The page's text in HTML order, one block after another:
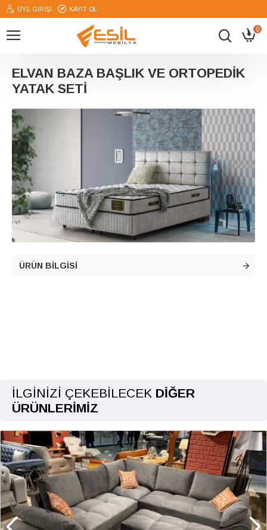
ÜYE GIRIŞI KAYIT OL
0
ELVAN BAZA BAŞLIK VE ORTOPEDIK
YATAK SETI
ÜRÜN BILGISI
İLGINIZI ÇEKEBILECEK DIĞER
ÜRÜNLERIMIZ